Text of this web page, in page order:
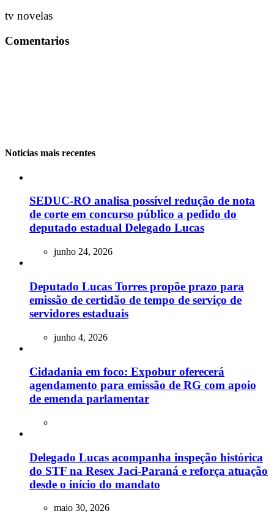
tv novelas
Comentarios
Noticias mais recentes
SEDUC-RO analisa possível redução de nota
de corte em concurso público a pedido do
deputado estadual Delegado Lucas
junho 24, 2026
Deputado Lucas Torres propõe prazo para
emissão de certidão de tempo de serviço de
servidores estaduais
junho 4, 2026
Cidadania em foco: Expobur oferecerá
agendamento para emissão de RG com apoio
de emenda parlamentar
Delegado Lucas acompanha inspeção histórica
do STF na Resex Jaci-Paraná e reforça atuação
desde o início do mandato
maio 30, 2026